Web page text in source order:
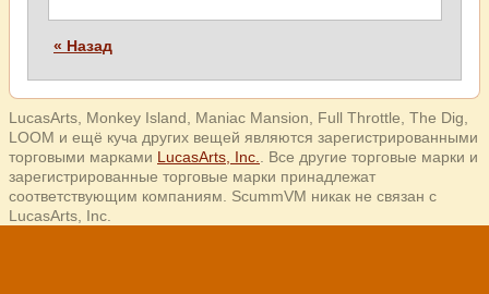
« Назад
LucasArts, Monkey Island, Maniac Mansion, Full Throttle, The Dig,
LOOM и ещё куча других вещей являются зарегистрированными
торговыми марками LucasArts, Inc.
. Все другие торговые марки и
зарегистрированные торговые марки принадлежат
соответствующим компаниям. ScummVM никак не связан с
LucasArts, Inc.